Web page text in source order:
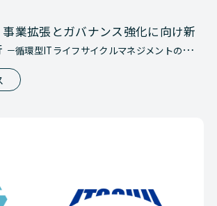
業拡張とガバナンス強化に向け新
－循環型ITライフサイクルマネジメントの実装